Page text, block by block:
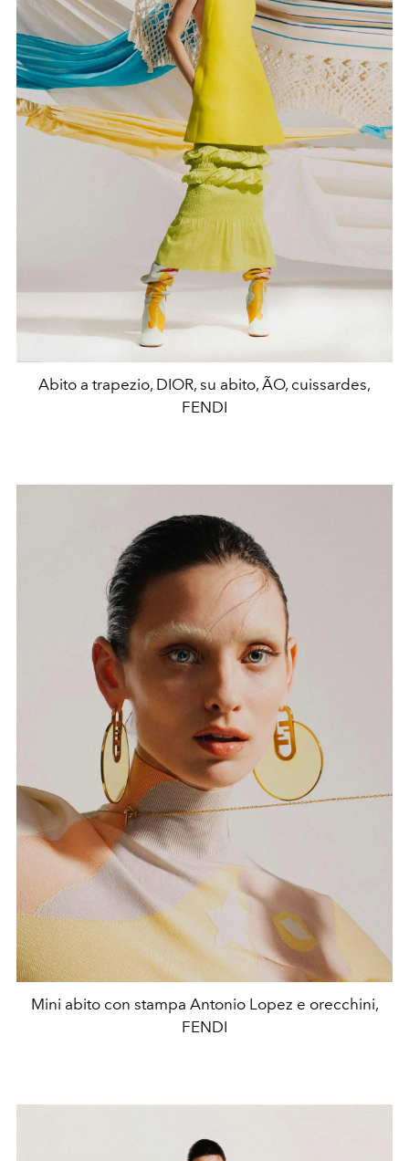
Abito a trapezio, DIOR, su abito, ÃO, cuissardes,
FENDI
Mini abito con stampa Antonio Lopez e orecchini,
FENDI